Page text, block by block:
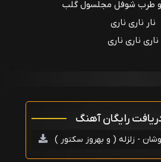
طرب شوفل مجلسول گلب
نار ناری ناری
ناری ناری ناری
رایگان آهنگ
- زلزله ( و بهروز سکتور )